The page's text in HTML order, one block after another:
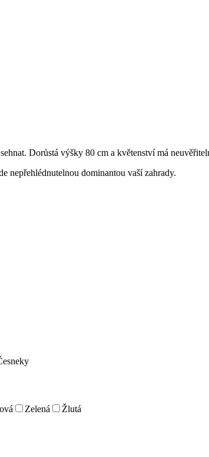
Dorůstá výšky 80 cm a květenství má
nepřehlédnutelnou dominantou vaší zahrady.
Zelená Žlutá